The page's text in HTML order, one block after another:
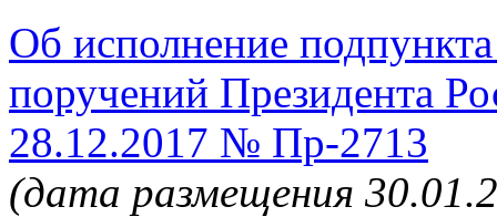
Об исполнение
поручений Президента
28.12.2017 № Пр-2713
(дата размещения